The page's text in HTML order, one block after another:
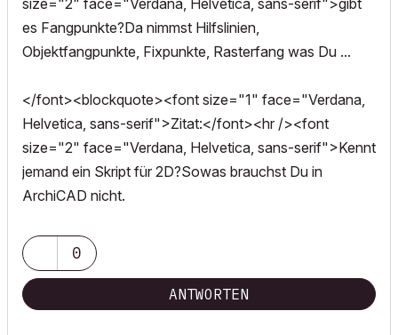
size="2" face="Verdana, Helvetica, sans-serif">gibt
es Fangpunkte?Da nimmst Hilfslinien,
Objektfangpunkte, Fixpunkte, Rasterfang was Du ...
</font><blockquote><font size="1" face="Verdana,
Helvetica, sans-serif">Zitat:</font><hr /><font
size="2" face="Verdana, Helvetica, sans-serif">Kennt
jemand ein Skript für 2D?Sowas brauchst Du in
ArchiCAD nicht.
0
ANTWORTEN